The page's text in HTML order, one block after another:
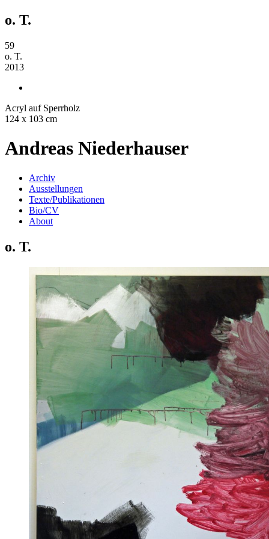
o. T.
59
o. T.
2013
Acryl auf Sperrholz
124 x 103 cm
Andreas Niederhauser
Archiv
Ausstellungen
Texte/Publikationen
Bio/CV
About
o. T.